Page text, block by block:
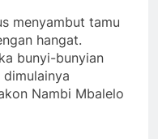
menyambut tamu
hangat.
bunyi-bunyian
Nambi Mbalelo